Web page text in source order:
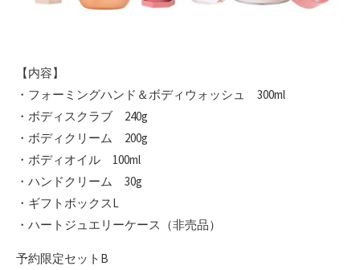
【内容】
・フォーミングハンド＆ボディウォッシュ 300ml
・ボディスクラブ 240g
・ボディクリーム 200g
・ボディオイル 100ml
・ハンドクリーム 30g
・ギフトボックスL
・ハートジュエリーケース（非売品）
予約限定セットB